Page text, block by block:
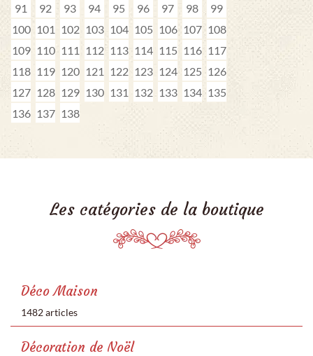
91
92 93 94 95 96 97 98
99
100 101 102 103 104 105 106 107 108
109 110 111 112 113 114 115 116 117
118 119 120 121 122 123 124 125 126
127 128 129 130 131 132 133 134 135
136 137 138
Les catégories de la boutique
Déco Maison
1482 articles
Décoration de Noël